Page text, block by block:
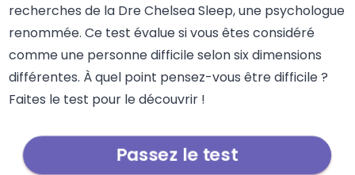
recherches de la Dre Chelsea Sleep, une psychologue
renommée. Ce test évalue si vous êtes considéré
comme une personne difficile selon six dimensions
différentes. À quel point pensez-vous être difficile ?
Faites le test pour le découvrir !
Passez le test